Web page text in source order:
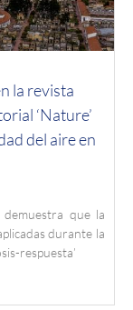
la revista
‘Nature’
del aire en
que la
durante la
respuesta’